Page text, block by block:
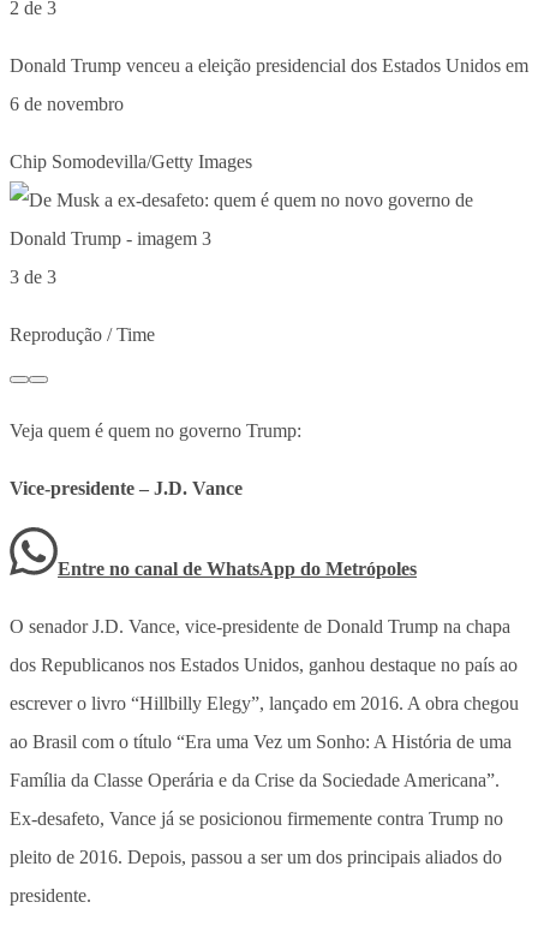
2 de 3
Donald Trump venceu a eleição presidencial dos Estados Unidos em
6 de novembro
Chip Somodevilla/Getty Images
3 de 3
Reprodução / Time
Veja quem é quem no governo Trump:
Vice-presidente – J.D. Vance
Entre no canal de WhatsApp do Metrópoles
O senador J.D. Vance, vice-presidente de Donald Trump na chapa
dos Republicanos nos Estados Unidos, ganhou destaque no país ao
escrever o livro “Hillbilly Elegy”, lançado em 2016. A obra chegou
ao Brasil com o título “Era uma Vez um Sonho: A História de uma
Família da Classe Operária e da Crise da Sociedade Americana”.
Ex-desafeto, Vance já se posicionou firmemente contra Trump no
pleito de 2016. Depois, passou a ser um dos principais aliados do
presidente.